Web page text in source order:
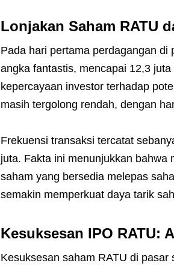
Lonjakan Saham RATU
Pada hari pertama perdagangan di
angka fantastis, mencapai 12,3
kepercayaan investor terhadap
masih tergolong rendah, dengan
Frekuensi transaksi tercatat
juta. Fakta ini menunjukkan bahwa
saham yang bersedia melepas
semakin memperkuat daya tarik
Kesuksesan IPO RATU:
Kesuksesan saham RATU di